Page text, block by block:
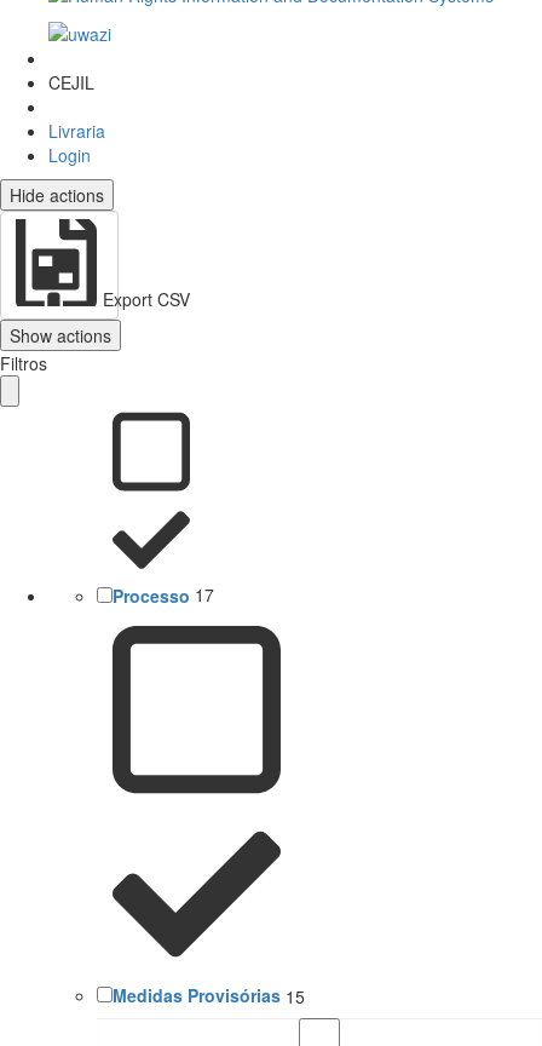
CEJIL
Livraria
Login
Hide actions
Export CSV
Show actions
Filtros
Processo 17
Medidas Provisórias 15